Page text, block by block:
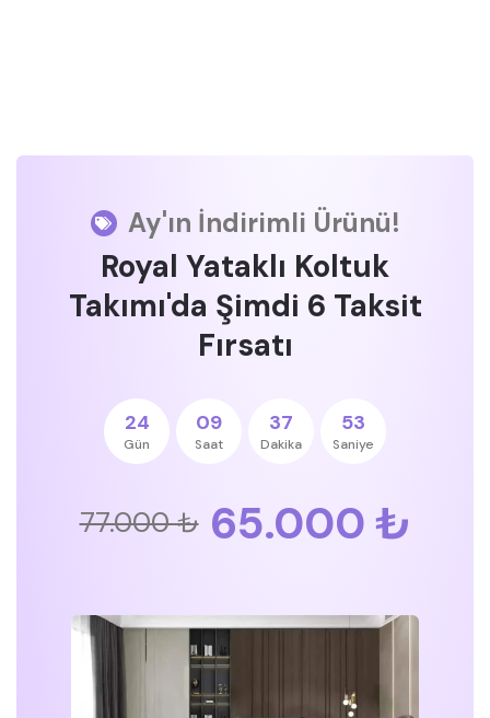
Ay'ın İndirimli Ürünü!
Royal Yataklı Koltuk
Takımı'da Şimdi 6 Taksit
Fırsatı
24
Gün
09
Saat
37
Dakika
52
Saniye
77.000 ₺ 65.000 ₺